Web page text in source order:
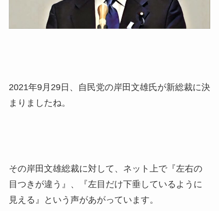
2021年9月29日、自民党の岸田文雄氏が新総裁に決
まりましたね。
その岸田文雄総裁に対して、ネット上で『左右の
目つきが違う』、『左目だけ下垂しているように
見える』という声があがっています。